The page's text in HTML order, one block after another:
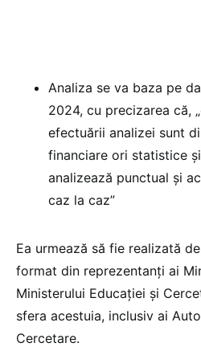
Analiza se va baza pe
2024, cu precizarea că,
efectuării analizei sunt
financiare ori statistice
analizează punctual și
caz la caz”
Ea urmează să fie realizată
format din reprezentanți ai
Ministerului Educației și
sfera acestuia, inclusiv ai
Cercetare.